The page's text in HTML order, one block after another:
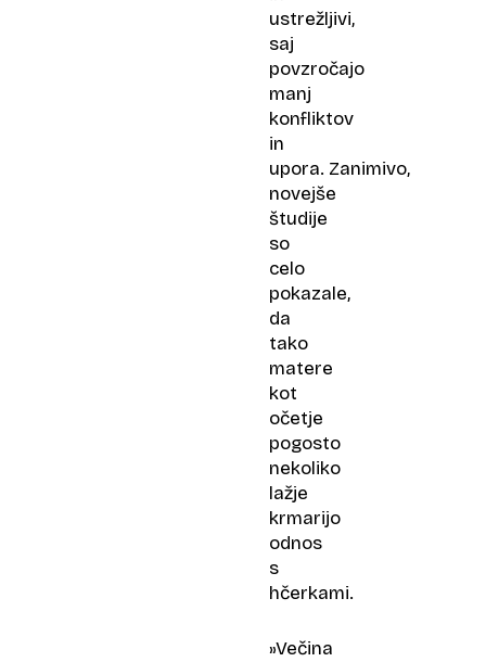
ustrežljivi,
saj
povzročajo
manj
konfliktov
in
upora. Zanimivo,
novejše
študije
so
celo
pokazale,
da
tako
matere
kot
očetje
pogosto
nekoliko
lažje
krmarijo
odnos
s
hčerkami.
»Večina